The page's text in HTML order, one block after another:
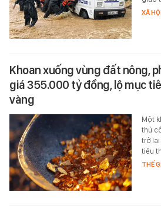
XÃ
Khoan xuống vùng đất nông,
giá 355.000 tỷ đồng, lộ mục
vàng
Một
thủ
trở
tiêu
THẾ